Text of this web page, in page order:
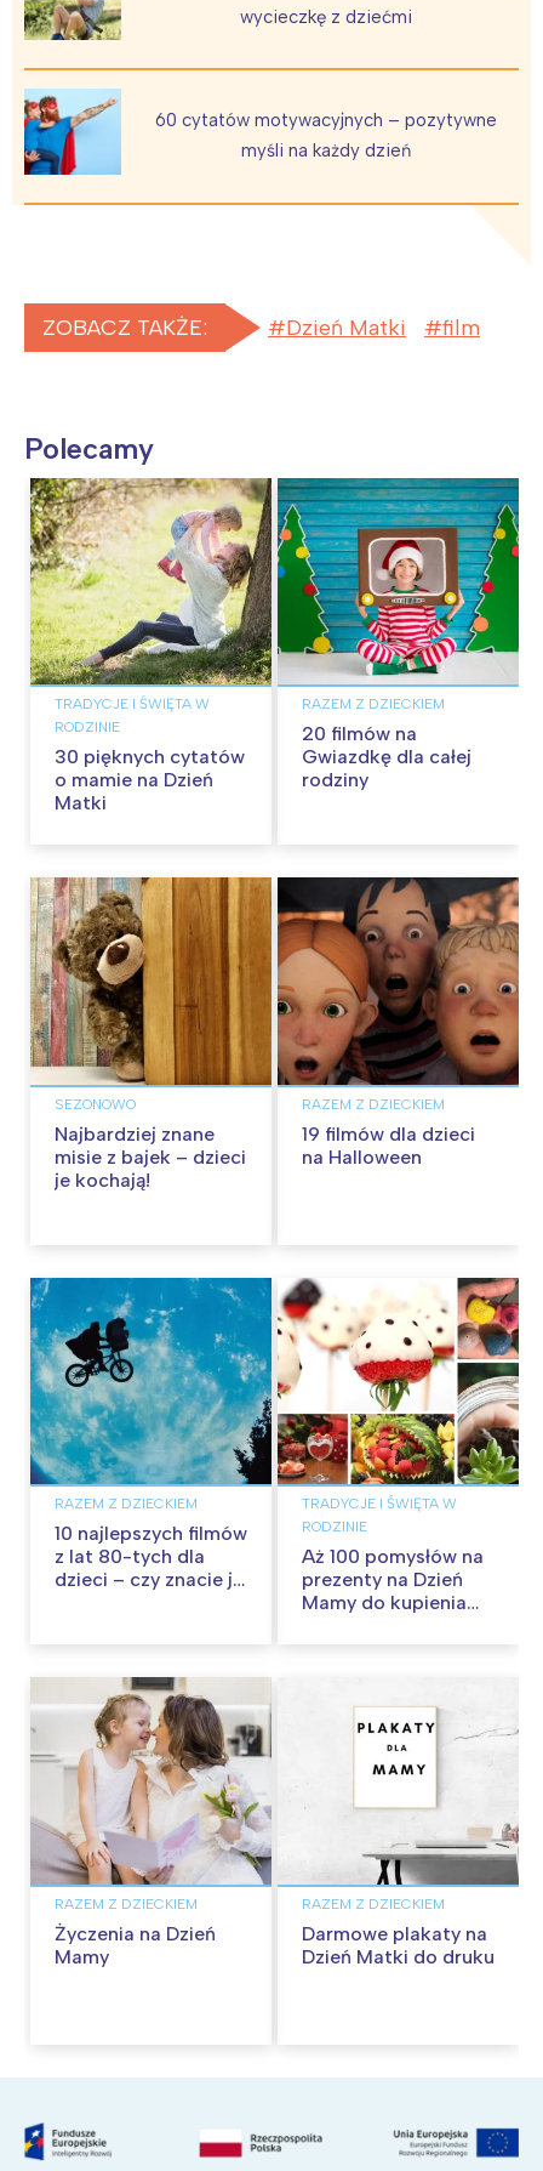
wycieczkę z dziećmi
60 cytatów motywacyjnych – pozytywne
myśli na każdy dzień
ZOBACZ TAKŻE: Dzień Matki film
Polecamy
TRADYCJE I ŚWIĘTA W
RODZINIE
30 pięknych cytatów
o mamie na Dzień
Matki
RAZEM Z DZIECKIEM
20 filmów na
Gwiazdkę dla całej
rodziny
SEZONOWO
Najbardziej znane
misie z bajek – dzieci
je kochają!
RAZEM Z DZIECKIEM
19 filmów dla dzieci
na Halloween
RAZEM Z DZIECKIEM
10 najlepszych filmów
z lat 80-tych dla
dzieci – czy znacie je
TRADYCJE I ŚWIĘTA W
RODZINIE
Aż 100 pomysłów na
prezenty na Dzień
Mamy do kupienia
RAZEM Z DZIECKIEM
Życzenia na Dzień
Mamy
RAZEM Z DZIECKIEM
Darmowe plakaty na
Dzień Matki do druku